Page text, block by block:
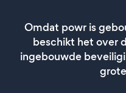
Omdat powr is
beschikt het over
ingebouwde